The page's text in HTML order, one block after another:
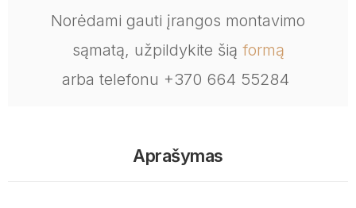
Norėdami gauti įrangos montavimo
sąmatą, užpildykite šią formą
arba telefonu +370 664 55284
Aprašymas